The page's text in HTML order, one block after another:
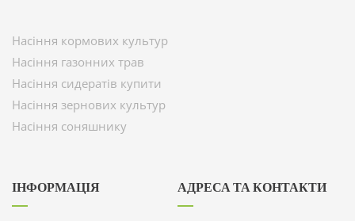
Насіння кормових культур
Насіння газонних трав
Насіння сидератів купити
Насіння зернових культур
Насіння соняшнику
ІНФОРМАЦІЯ АДРЕСА ТА КОНТАКТИ